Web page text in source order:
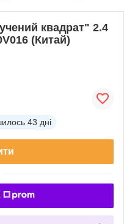
квадрат" 2.4
(Китай)
43 дні